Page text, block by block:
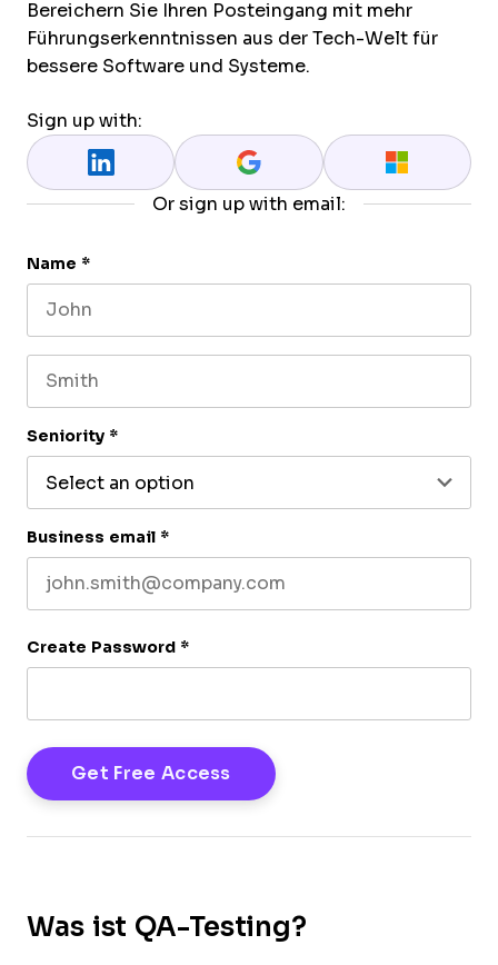
Bereichern Sie Ihren Posteingang mit mehr
Führungserkenntnissen aus der Tech-Welt für
bessere Software und Systeme.
Sign up with:
Or sign up with email:
Name *
Seniority *
Business email *
Create Password *
Was ist QA-Testing?